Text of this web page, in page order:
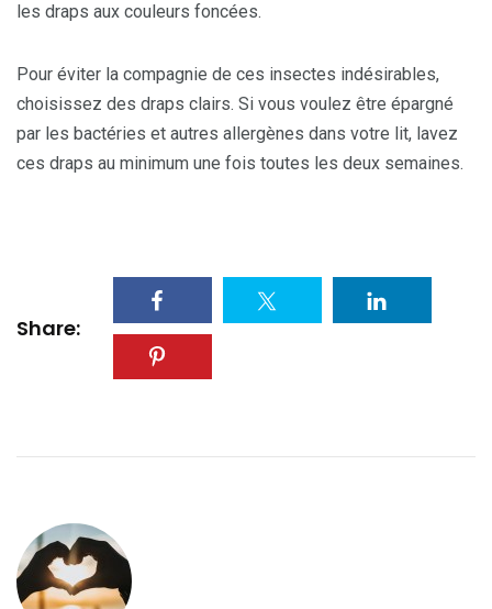
les draps aux couleurs foncées.
Pour éviter la compagnie de ces insectes indésirables,
choisissez des draps clairs. Si vous voulez être épargné
par les bactéries et autres allergènes dans votre lit, lavez
ces draps au minimum une fois toutes les deux semaines.
Share: